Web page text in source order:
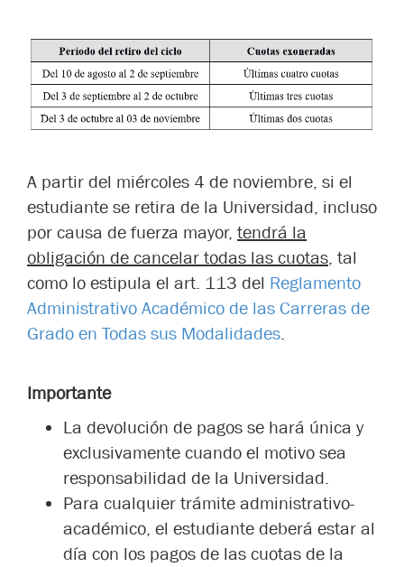
A partir del miércoles 4 de noviembre, si el
estudiante se retira de la Universidad, incluso
por causa de fuerza mayor, tendrá la
obligación de cancelar todas las cuotas, tal
como lo estipula el art. 113 del Reglamento
Administrativo Académico de las Carreras de
Grado en Todas sus Modalidades.
Importante
La devolución de pagos se hará única y
exclusivamente cuando el motivo sea
responsabilidad de la Universidad.
Para cualquier trámite administrativo-
académico, el estudiante deberá estar al
día con los pagos de las cuotas de la